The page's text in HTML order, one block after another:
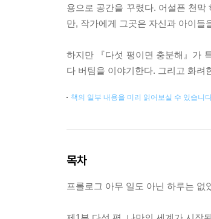
용으로 공간을 꾸렸다. 어설픈 천
만, 작가에게 그곳은 자신과 아이들
하지만 『다섯 평이면 충분해』가
다 버팀을 이야기한다. 그리고 화려
책의 일부 내용을 미리 읽어보실 수 있습니
목차
프롤로그 아무 일도 아닌 하루는 없